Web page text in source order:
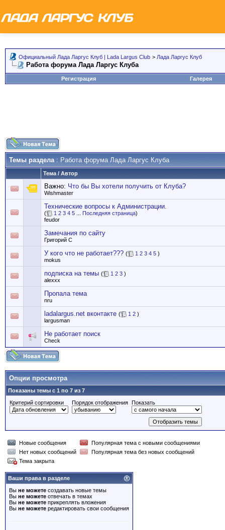
Официальный Лада Ларгус Клуб | Lada Largus Club > Лада Ларгус Клуб
Работа форума Лада Ларгус Клуба
Регистрация Галерея
Темы раздела: Работа форума Лада Ларгус Клуба
Тема / Автор
Важно: Что бы Вы хотели получить от Клуба?
Wishmaster
Технические вопросы к Администрации.
( 1 2 3 4 5 Последняя страница)
feudor
Замечания по сайту
Григорий С
У кого что не работает??? ( 1 2 3 4 5 )
mokus
подписка на темы ( 1 2 3 )
alexxx
Пропала тема
nru
ladalargus.net вконтакте ( 1 2 )
largusman
Не работает поиск
Check
Опции просмотра
Показаны темы с 1 по 7 из 7
Критерий сортировки
Порядок отображения Показать
Новые сообщения
Популярная тема с новыми сообщениями
Нет новых сообщений
Популярная тема без новых сообщений
Тема закрыта
Ваши права в разделе
Вы не можете создавать новые темы
Вы не можете отвечать в темах
Вы не можете прикреплять вложения
Вы не можете редактировать свои сообщения